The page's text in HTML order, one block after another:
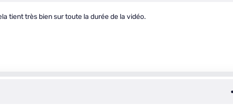
tient très bien sur toute la durée de la vidéo.